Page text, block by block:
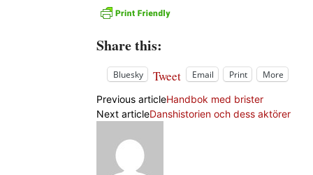
Share this:
Bluesky Tweet Email Print More
Previous articleHandbok med brister
Next articleDanshistorien och dess aktörer